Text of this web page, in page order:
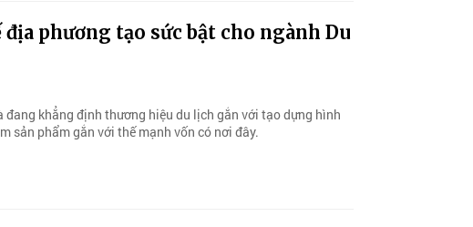
phương tạo sức bật cho ngành Du
đang khẳng định thương hiệu du lịch gắn với tạo dựng hình
sản phẩm gắn với thế mạnh vốn có nơi đây.